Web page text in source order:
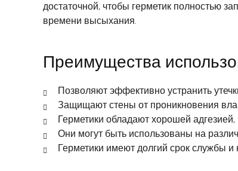
достаточной, чтобы герметик полностью
времени высыхания.
Преимущества
Позволяют эффективно устранить
Защищают стены от проникновения
Герметики обладают хорошей
Они могут быть использованы на
Герметики имеют долгий срок службы